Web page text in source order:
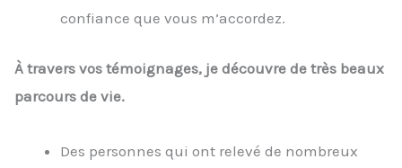
confiance que vous m’accordez.
À travers vos témoignages, je découvre de très beaux
parcours de vie.
Des personnes qui ont relevé de nombreux